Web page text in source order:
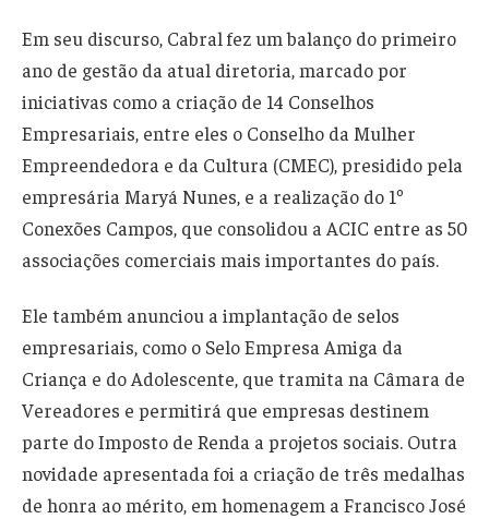
Em seu discurso, Cabral fez um balanço do primeiro
ano de gestão da atual diretoria, marcado por
iniciativas como a criação de 14 Conselhos
Empresariais, entre eles o Conselho da Mulher
Empreendedora e da Cultura (CMEC), presidido pela
empresária Maryá Nunes, e a realização do 1º
Conexões Campos, que consolidou a ACIC entre as 50
associações comerciais mais importantes do país.
Ele também anunciou a implantação de selos
empresariais, como o Selo Empresa Amiga da
Criança e do Adolescente, que tramita na Câmara de
Vereadores e permitirá que empresas destinem
parte do Imposto de Renda a projetos sociais. Outra
novidade apresentada foi a criação de três medalhas
de honra ao mérito, em homenagem a Francisco José